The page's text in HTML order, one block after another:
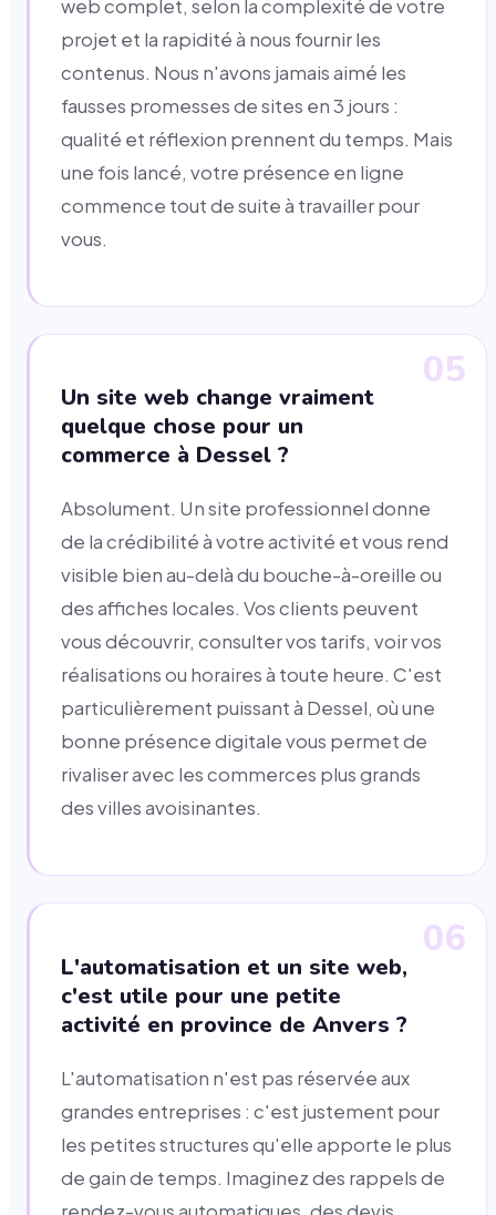
web complet, selon la complexité de votre
projet et la rapidité à nous fournir les
contenus. Nous n'avons jamais aimé les
fausses promesses de sites en 3 jours :
qualité et réflexion prennent du temps. Mais
une fois lancé, votre présence en ligne
commence tout de suite à travailler pour
vous.
05
Un site web change vraiment
quelque chose pour un
commerce à Dessel ?
Absolument. Un site professionnel donne
de la crédibilité à votre activité et vous rend
visible bien au-delà du bouche-à-oreille ou
des affiches locales. Vos clients peuvent
vous découvrir, consulter vos tarifs, voir vos
réalisations ou horaires à toute heure. C'est
particulièrement puissant à Dessel, où une
bonne présence digitale vous permet de
rivaliser avec les commerces plus grands
des villes avoisinantes.
06
L'automatisation et un site web,
c'est utile pour une petite
activité en province de Anvers ?
L'automatisation n'est pas réservée aux
grandes entreprises : c'est justement pour
les petites structures qu'elle apporte le plus
de gain de temps. Imaginez des rappels de